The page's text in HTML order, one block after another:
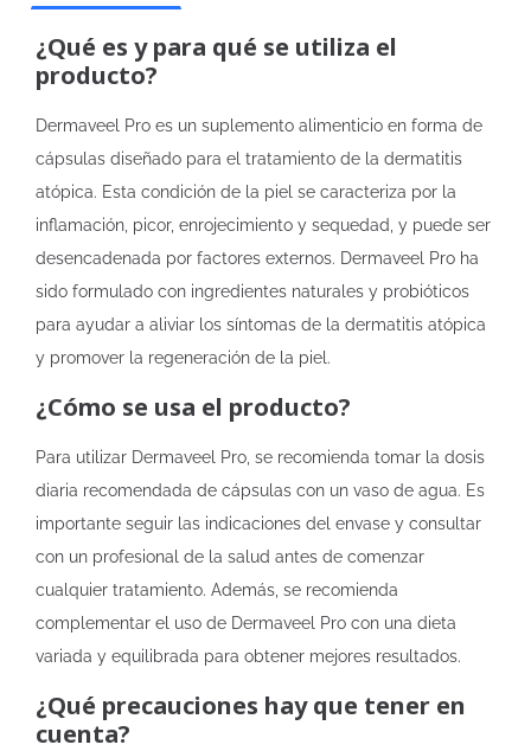
¿Qué es y para qué se utiliza el
producto?
Dermaveel Pro es un suplemento alimenticio en forma de
cápsulas diseñado para el tratamiento de la dermatitis
atópica. Esta condición de la piel se caracteriza por la
inflamación, picor, enrojecimiento y sequedad, y puede ser
desencadenada por factores externos. Dermaveel Pro ha
sido formulado con ingredientes naturales y probióticos
para ayudar a aliviar los síntomas de la dermatitis atópica
y promover la regeneración de la piel.
¿Cómo se usa el producto?
Para utilizar Dermaveel Pro, se recomienda tomar la dosis
diaria recomendada de cápsulas con un vaso de agua. Es
importante seguir las indicaciones del envase y consultar
con un profesional de la salud antes de comenzar
cualquier tratamiento. Además, se recomienda
complementar el uso de Dermaveel Pro con una dieta
variada y equilibrada para obtener mejores resultados.
¿Qué precauciones hay que tener en
cuenta?